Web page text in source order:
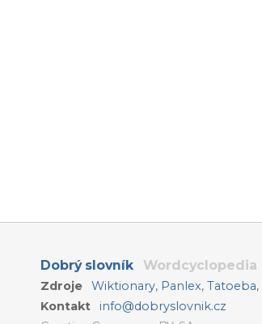
Dobrý slovník Wordcyclopedia
Zdroje Wiktionary, Panlex,Tatoeba,
Kontakt
info@dobryslovnik.cz